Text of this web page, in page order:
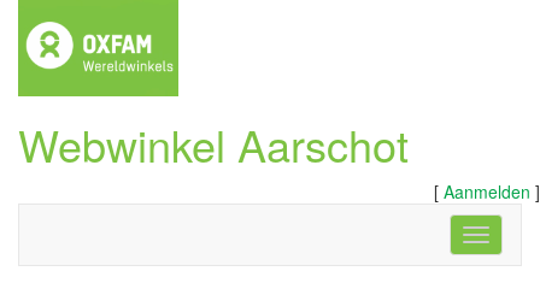
Webwinkel Aarschot
[ Aanmelden ]